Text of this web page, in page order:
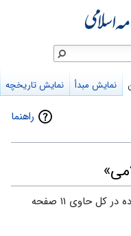
راهنما
این ۱۱ صفحه در این رده قرار دارند؛ این رده در کل حاوی ۱۱ صفحه
نمایش مبدأ نمایش تاریخچه